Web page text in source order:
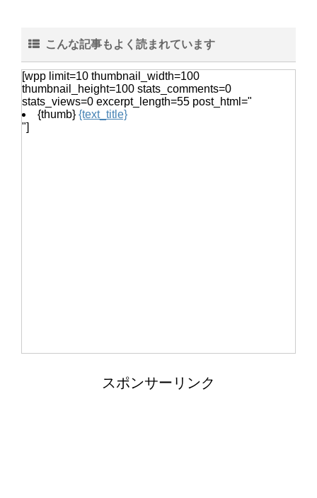
女性のベスト着こなし術・おしゃれ上
級者になれるベストのコーデ
カクレクマノミがイソギンチャクに入
こんな記事もよく読まれています
[wpp limit=10 thumbnail_width=100
thumbnail_height=100 stats_comments=0
stats_views=0 excerpt_length=55 post_html="
{thumb} {text_title}
"]
スポンサーリンク